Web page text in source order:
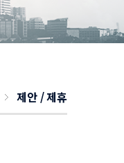
제안 / 제휴